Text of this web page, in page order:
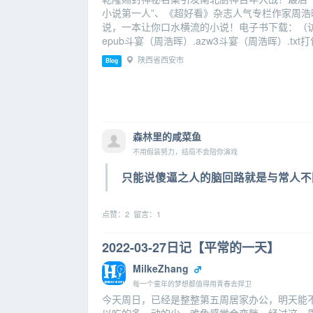
小说第一人”、《超好看》杂志人气专栏作家周
说，一本让你口水横流的小说！电子书下载：
epub斗宴（周浩晖）.azw3斗宴（周浩晖）.txt
Blog 陕西省西安市
森林里的咸菜鱼
不用假装努力，结局不会陪你演戏
只能说傻逼之人的脑回路就是与常人
点赞：2 留言：1
2022-03-27日记【平常的一天】
MilkeZhang
每一个童年的梦想都值得用青春去捍卫
今天周日，已经是整整第五周居家办公，明天